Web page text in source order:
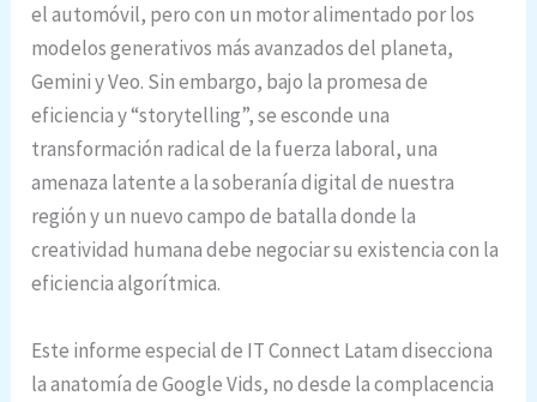
el automóvil, pero con un motor alimentado por los
modelos generativos más avanzados del planeta,
Gemini y Veo. Sin embargo, bajo la promesa de
eficiencia y “storytelling”, se esconde una
transformación radical de la fuerza laboral, una
amenaza latente a la soberanía digital de nuestra
región y un nuevo campo de batalla donde la
creatividad humana debe negociar su existencia con la
eficiencia algorítmica.
Este informe especial de IT Connect Latam disecciona
la anatomía de Google Vids, no desde la complacencia